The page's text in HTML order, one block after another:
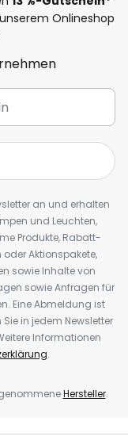
Onlineshop
an und erhalten
und Leuchten,
Produkte, Rabatt-
Aktionspakete,
sowie Inhalte von
sowie Anfragen für
Eine Abmeldung ist
in jedem Newsletter
Informationen
.
Hersteller.